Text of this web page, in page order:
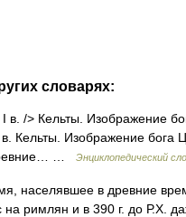
словарях:
в. /> Кельты. Изображение
Кельты. Изображение бога
…
Энциклопедический
населявшее в древние
римлян и в 390 г. до Р.Х.